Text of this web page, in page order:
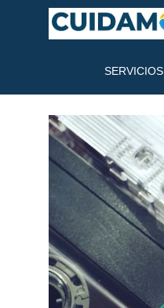
SERVICIOS